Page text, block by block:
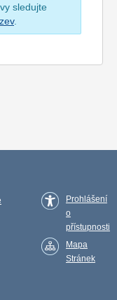
sledujte
.
Prohlášení
o
přístupnosti
Mapa
Stránek